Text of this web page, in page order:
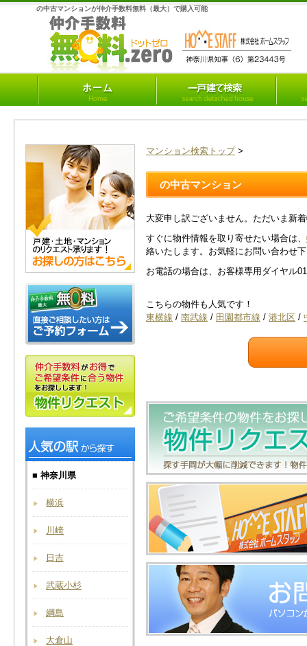
の中古マンションが仲介手数料無料（最大）で購入可能
マンション検索トップ>
の中古マンション
大変申し訳ございません。ただいま新
すぐに物件情報を取り寄せたい場合は、
絡いたします。お気軽にお問い合わせ
お電話の場合は、お客様専用ダイヤル
こちらの物件も人気です！
東横線 / 南武線 / 田園都市線 / 港北区 /
■ 神奈川県
横浜
川崎
日吉
武蔵小杉
綱島
大倉山